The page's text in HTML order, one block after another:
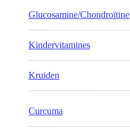
Glucosamine/Chondroïtine
Kindervitamines
Kruiden
Curcuma